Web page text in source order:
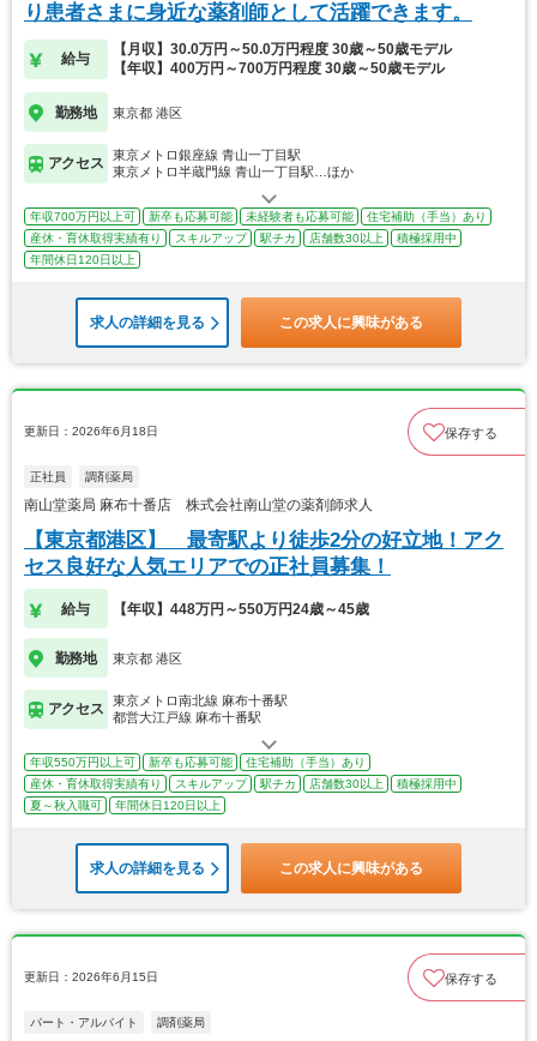
り患者さまに身近な薬剤師として活躍できます。
給与
【月収】30.0万円～50.0万円程度 30歳～50歳モデル
【年収】400万円～700万円程度 30歳～50歳モデル
勤務地 東京都 港区
アクセス
東京メトロ銀座線 青山一丁目駅
東京メトロ半蔵門線 青山一丁目駅…ほか
年収700万円以上可 新卒も応募可能 未経験者も応募可能
住宅補助（手当）あり
産休・育休取得実績有り
スキルアップ 駅チカ 店舗数30以上
積極採用中
年間休日120日以上
求人の詳細を見る この求人に興味がある
更新日：2026年6月18日 保存する
正社員 調剤薬局
南山堂薬局 麻布十番店 株式会社南山堂の薬剤師求人
【東京都港区】 最寄駅より徒歩2分の好立地！アク
セス良好な人気エリアでの正社員募集！
給与 【年収】448万円～550万円24歳～45歳
勤務地 東京都 港区
アクセス
東京メトロ南北線 麻布十番駅
都営大江戸線 麻布十番駅
年収550万円以上可 新卒も応募可能
住宅補助（手当）あり
産休・育休取得実績有り
スキルアップ 駅チカ 店舗数30以上
積極採用中
夏～秋入職可
年間休日120日以上
求人の詳細を見る この求人に興味がある
更新日：2026年6月15日 保存する
パート・アルバイト 調剤薬局